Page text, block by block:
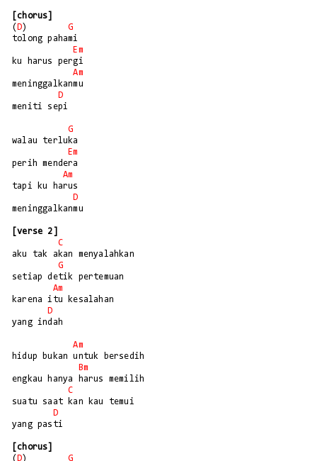
[chorus]
( D) G
tolong pahami
Em
ku harus pergi
Am
meninggalkanmu
D
meniti sepi
G
walau terluka
Em
perih mendera
Am
tapi ku harus
D
meninggalkanmu
[verse 2]
C
aku tak akan menyalahkan
G
setiap detik pertemuan
Am
karena itu kesalahan
D
yang indah
Am
hidup bukan untuk bersedih
Bm
engkau hanya harus memilih
C
suatu saat kan kau temui
D
yang pasti
[chorus]
( D) G